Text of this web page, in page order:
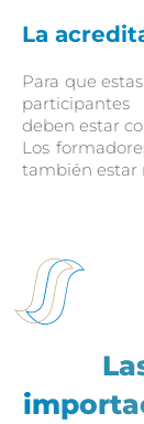
La
Para que
participantes
deben estar
Los
también estar